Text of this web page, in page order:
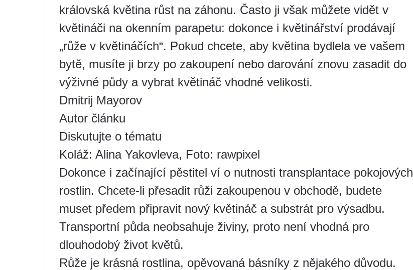
královská květina růst na záhonu. Často ji však můžete vidět v
květináči na okenním parapetu: dokonce i květinářství prodávají
„růže v květináčích“. Pokud chcete, aby květina bydlela ve vašem
bytě, musíte ji brzy po zakoupení nebo darování znovu zasadit do
výživné půdy a vybrat květináč vhodné velikosti.
Dmitrij Mayorov
Autor článku
Diskutujte o tématu
Koláž: Alina Yakovleva, Foto: rawpixel
Dokonce i začínající pěstitel ví o nutnosti transplantace pokojových
rostlin. Chcete-li přesadit růži zakoupenou v obchodě, budete
muset předem připravit nový květináč a substrát pro výsadbu.
Transportní půda neobsahuje živiny, proto není vhodná pro
dlouhodobý život květů.
Růže je krásná rostlina, opěvovaná básníky z nějakého důvodu.